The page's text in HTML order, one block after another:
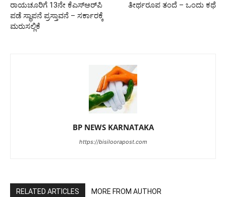
ರಾಯಚೂರಿಗೆ 13ನೇ ಕೆಎಸ್‌ಆರ್‌ಪಿ
ಪಡೆ ಸ್ಥಾಪನೆ ಪ್ರಸ್ತಾವನೆ – ಸರ್ಕಾರಕ್ಕೆ
ಮರುಸಲ್ಲಿಕೆ
ತೀರ್ಥರೂಪ ತಂದೆ – ಒಂದು ಕಥೆ
BP NEWS KARNATAKA
https://bisiloorapost.com
RELATED ARTICLES MORE FROM AUTHOR